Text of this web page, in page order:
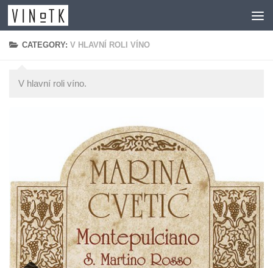
Skip to content
CATEGORY:V HLAVNÍ ROLI VÍNO
V hlavní roli víno.